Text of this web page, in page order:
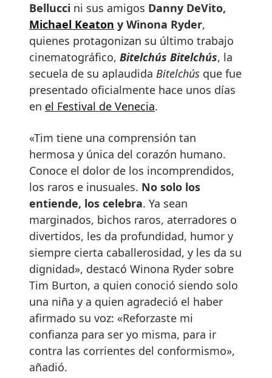
Bellucci ni sus amigos Danny DeVito,
Michael Keaton y Winona Ryder,
quienes protagonizan su último trabajo
cinematográfico, Bitelchús Bitelchús, la
secuela de su aplaudida Bitelchús que fue
presentado oficialmente hace unos días
en el Festival de Venecia.
«Tim tiene una comprensión tan
hermosa y única del corazón humano.
Conoce el dolor de los incomprendidos,
los raros e inusuales. No solo los
entiende, los celebra. Ya sean
marginados, bichos raros, aterradores o
divertidos, les da profundidad, humor y
siempre cierta caballerosidad, y les da su
dignidad», destacó Winona Ryder sobre
Tim Burton, a quien conoció siendo solo
una niña y a quien agradeció el haber
afirmado su voz: «Reforzaste mi
confianza para ser yo misma, para ir
contra las corrientes del conformismo»,
añadió.